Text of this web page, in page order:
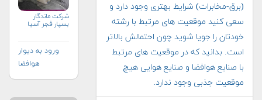
(برق-مخابرات) شرایط بهتری وجود دارد و
سعی کنید موقعیت های مرتبط با رشته
خودتان را جویا شوید چون احتمالش بالاتر
است. بدانید که در موقعیت های مرتبط
با صنایع هوافضا و صنایع هوایی هیچ
موقعیت جذبی وجود ندارد.
شرکت ماندگار
بسپار فجر آسیا
ورود به دیوار
هوافضا